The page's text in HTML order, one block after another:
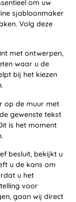
om uw
sjabloonmaker
Volg deze
met ontwerpen,
waar u de
bij het kiezen
op de muur met
gewenste tekst
is het moment
besluit, bekijkt u
u de kans om
u het
voor
gaan wij direct